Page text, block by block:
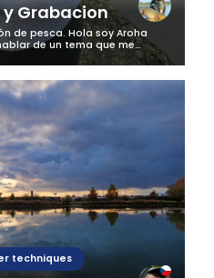
Grabacion
de pesca. Hola soy Aroha
de un tema que me
cuando voy a pescar
y...
techniques